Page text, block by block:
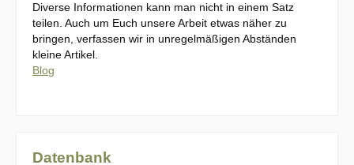
Diverse Informationen kann man nicht in einem Satz
teilen. Auch um Euch unsere Arbeit etwas näher zu
bringen, verfassen wir in unregelmäßigen Abständen
kleine Artikel.
Blog
Datenbank